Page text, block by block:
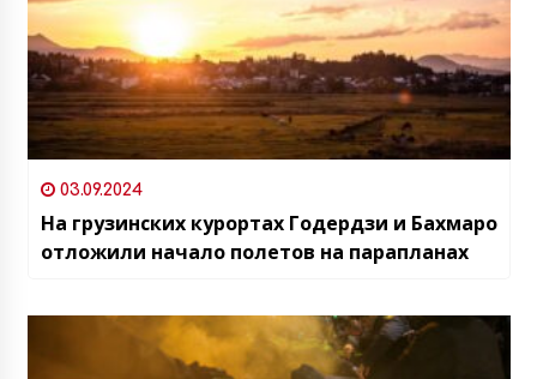
03.09.2024
На грузинских курортах Годердзи и Бахмаро
отложили начало полетов на парапланах